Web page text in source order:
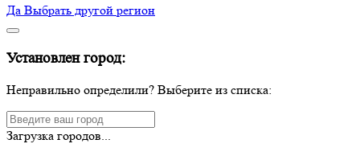
Да Выбрать другой регион
Установлен город:
Неправильно определили? Выберите из списка:
Загрузка городов...